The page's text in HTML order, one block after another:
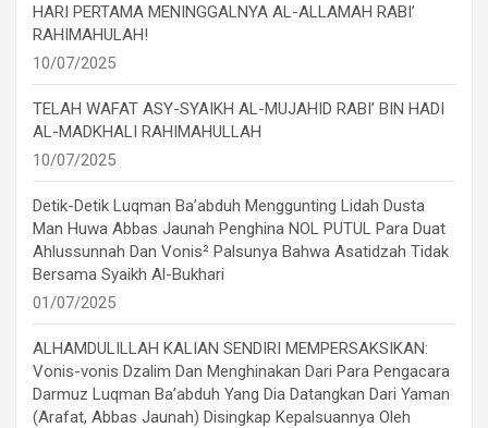
HARI PERTAMA MENINGGALNYA AL-ALLAMAH RABI’
RAHIMAHULAH!
10/07/2025
TELAH WAFAT ASY-SYAIKH AL-MUJAHID RABI’ BIN HADI
AL-MADKHALI RAHIMAHULLAH
10/07/2025
Detik-Detik Luqman Ba’abduh Menggunting Lidah Dusta
Man Huwa Abbas Jaunah Penghina NOL PUTUL Para Duat
Ahlussunnah Dan Vonis² Palsunya Bahwa Asatidzah Tidak
Bersama Syaikh Al-Bukhari
01/07/2025
ALHAMDULILLAH KALIAN SENDIRI MEMPERSAKSIKAN:
Vonis-vonis Dzalim Dan Menghinakan Dari Para Pengacara
Darmuz Luqman Ba’abduh Yang Dia Datangkan Dari Yaman
(Arafat, Abbas Jaunah) Disingkap Kepalsuannya Oleh